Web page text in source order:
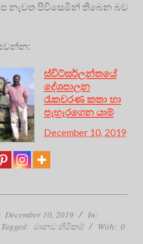
නැවත පිවිසෙමින් තිබෙන බව
ස්විට්සර්ලන්තයේ
දේශපාලන
රැකවරණ කතා හා
පැහැරගෙන යාම්
December 10, 2019
December 10, 2019
In:
Tagged: මානව හිමිකම් With: 0